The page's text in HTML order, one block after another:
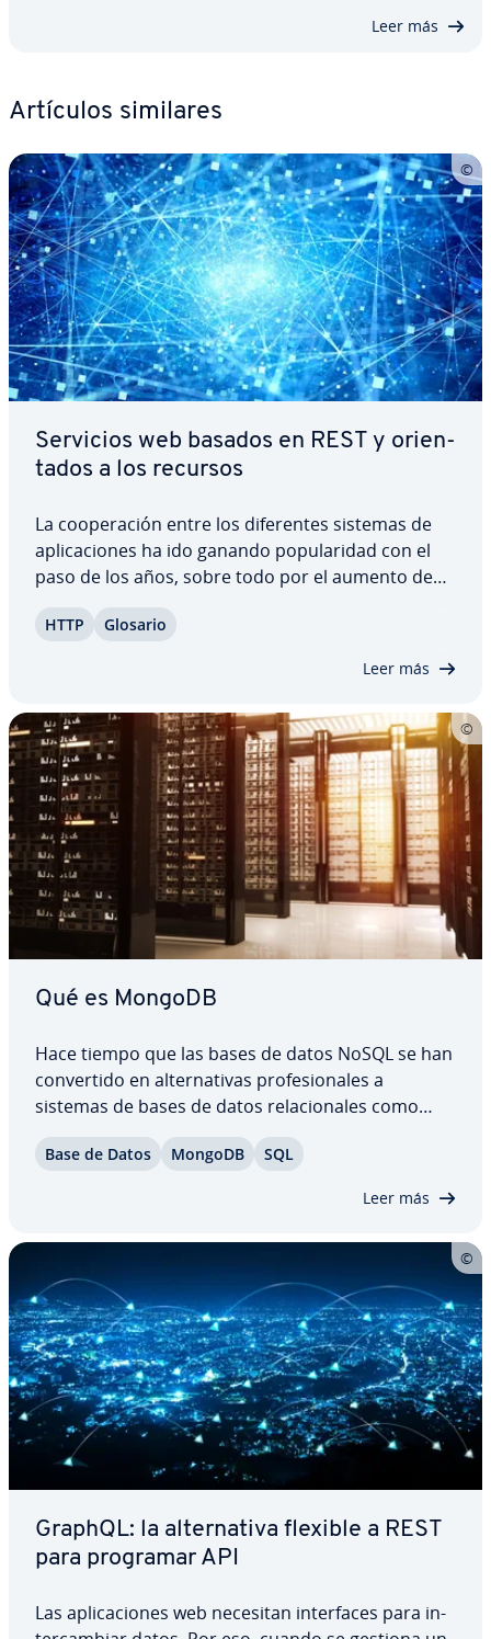
Leer más
Artículos similares
Servicios web basados en REST y orie­n­
ta­dos a los recursos
La coope­ra­ción entre los di­fe­re­n­tes sistemas de
apli­ca­cio­nes ha ido ganando po­pu­la­ri­dad con el
paso de los años, sobre todo por el aumento de
esta tendencia, se han ido de­sa­rro­lla­n­do
HTTP Glosario
Leer más
Qué es MongoDB
Hace tiempo que las bases de datos NoSQL se han
co­n­ve­r­ti­do en al­te­r­na­ti­vas pro­fe­sio­na­les a
sistemas de bases de datos re­la­cio­na­les como
de al­ma­ce­na­mie­n­to de los modelos tra­di­cio­na­les,
Base de Datos MongoDB SQL
Leer más
GraphQL: la al­te­r­na­ti­va flexible a REST
para programar API
Las apli­ca­cio­nes web necesitan in­te­r­fa­ces para in­